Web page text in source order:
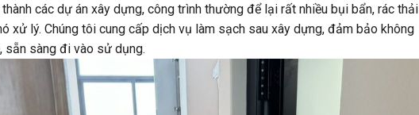
thành các dự án xây dựng, công trình thường để lại rất nhiều bụi bẩn, rác thải
xử lý. Chúng tôi cung cấp dịch vụ làm sạch sau xây dựng, đảm bảo không
sẵn sàng đi vào sử dụng.